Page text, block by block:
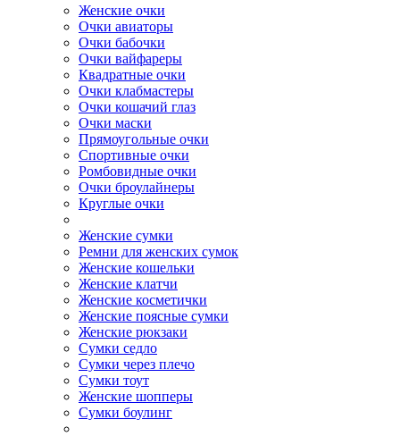
Женские очки
Очки авиаторы
Очки бабочки
Очки вайфареры
Квадратные очки
Очки клабмастеры
Очки кошачий глаз
Очки маски
Прямоугольные очки
Спортивные очки
Ромбовидные очки
Очки броулайнеры
Круглые очки
Женские сумки
Ремни для женских сумок
Женские кошельки
Женские клатчи
Женские косметички
Женские поясные сумки
Женские рюкзаки
Сумки седло
Сумки через плечо
Сумки тоут
Женские шопперы
Сумки боулинг